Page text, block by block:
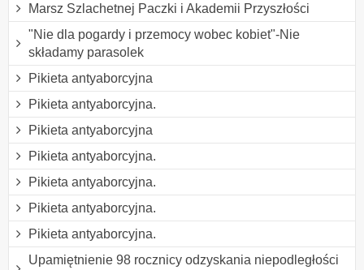
Marsz Szlachetnej Paczki i Akademii Przyszłości
"Nie dla pogardy i przemocy wobec kobiet"-Nie
składamy parasolek
Pikieta antyaborcyjna
Pikieta antyaborcyjna.
Pikieta antyaborcyjna
Pikieta antyaborcyjna.
Pikieta antyaborcyjna.
Pikieta antyaborcyjna.
Pikieta antyaborcyjna.
Upamiętnienie 98 rocznicy odzyskania niepodległości